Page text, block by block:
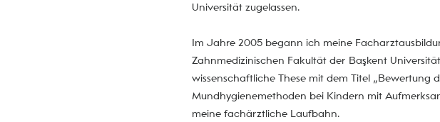
Universität zugelassen.
Im Jahre 2005 begann ich meine
Zahnmedizinischen Fakultät der Başkent
wissenschaftliche These mit dem Titel „Bewertung
Mundhygienemethoden bei Kindern mit
meine fachärztliche Laufbahn.